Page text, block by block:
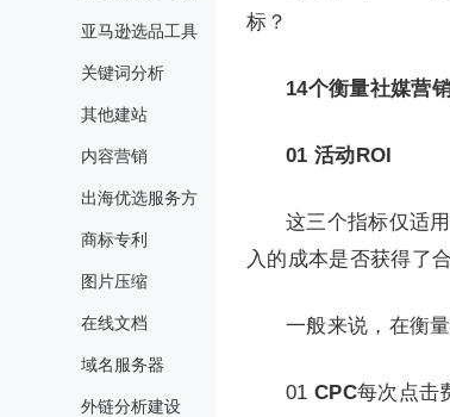
亚马逊选品工具
关键词分析
其他建站
内容营销
出海优选服务方
商标专利
图片压缩
在线文档
域名服务器
外链分析建设
标？
14个衡量社媒营
01 活动ROI
这三个指标仅适
入的成本是否获得了
一般来说，在衡
01 CPC每次点击